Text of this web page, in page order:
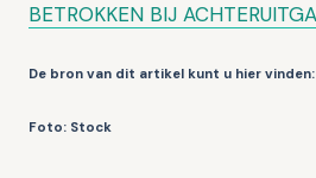
BETROKKEN BIJ
De bron van dit artikel kunt u hier vinden:
Foto: Stock